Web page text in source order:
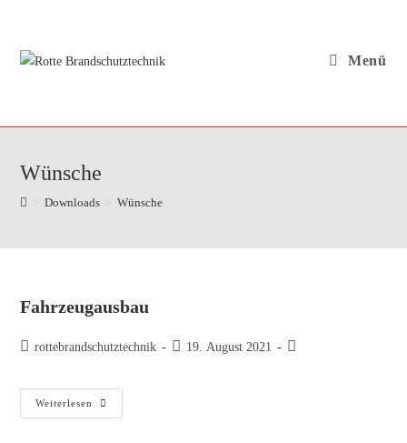
springen
Menü
Wünsche
Downloads Wünsche
Fahrzeugausbau
Beitrags-
rottebrandschutztechnik
Beitrag
19. August 2021
Weiterlesen Fahrzeugausbau